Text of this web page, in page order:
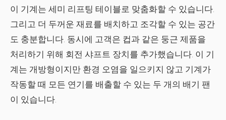
이 기계는 세미 리프팅 테이블로 맞춤화할 수 있습니다.
그리고 더 두꺼운 재료를 배치하고 조각할 수 있는 공간
도 충분합니다. 동시에 고객은 컵과 같은 둥근 제품을
처리하기 위해 회전 샤프트 장치를 추가했습니다. 이 기
계는 개방형이지만 환경 오염을 일으키지 않고 기계가
작동할 때 모든 연기를 배출할 수 있는 두 개의 배기 팬
이 있습니다.